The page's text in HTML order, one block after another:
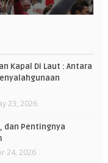
Kapal Di Laut : Antara
23, 2026
dan Pentingnya
24, 2026